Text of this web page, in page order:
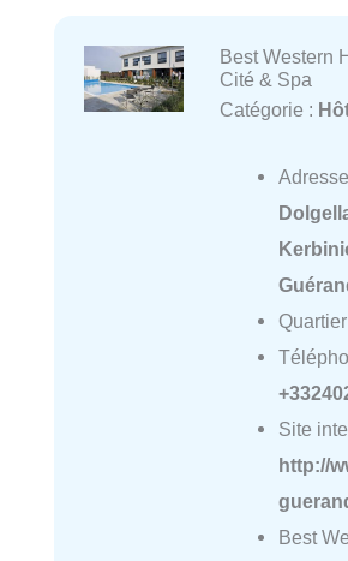
Best Western
Cité & Spa
Catégorie :
Site
http://
Best